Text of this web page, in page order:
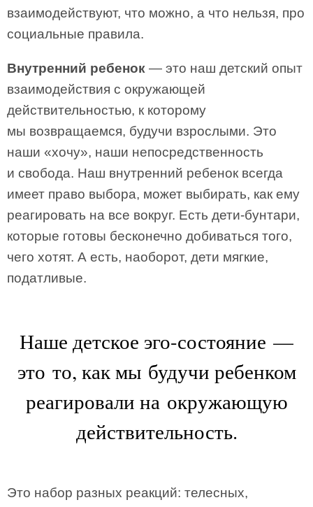
взаимодействуют, что можно, а что нельзя, про
социальные правила.
Внутренний ребенок — это наш детский опыт
взаимодействия с окружающей
действительностью, к которому
мы возвращаемся, будучи взрослыми. Это
наши «хочу», наши непосредственность
и свобода. Наш внутренний ребенок всегда
имеет право выбора, может выбирать, как ему
реагировать на все вокруг. Есть дети-бунтари,
которые готовы бесконечно добиваться того,
чего хотят. А есть, наоборот, дети мягкие,
податливые.
Наше детское эго-состояние —
это то, как мы будучи ребенком
реагировали на окружающую
действительность.
Это набор разных реакций: телесных,